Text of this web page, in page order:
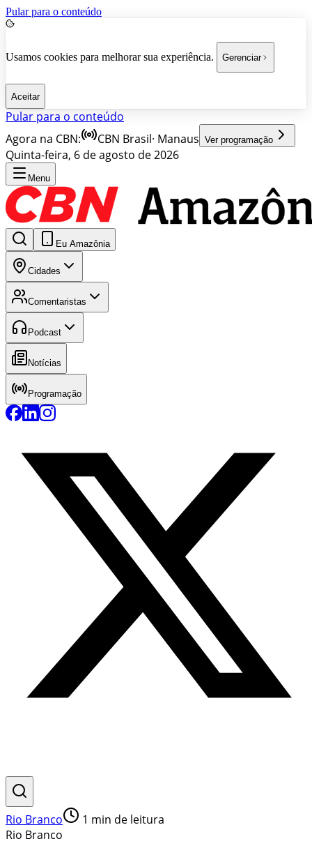
Pular para o conteúdo
Usamos cookies para melhorar sua experiência. Gerenciar
Aceitar
Pular para o conteúdo
Agora na CBN:
CBN Brasil· Manaus Ver programação
Quinta-feira, 6 de agosto de 2026
Menu
Eu Amazônia
Cidades
Comentaristas
Podcast
Notícias
Programação
Rio Branco 1 min de leitura
Rio Branco